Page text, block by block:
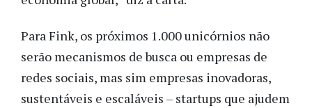
Para Fink, os próximos 1.000 unicórnios não
serão mecanismos de busca ou empresas de
redes sociais, mas sim empresas inovadoras,
sustentáveis e escaláveis – startups que ajudem